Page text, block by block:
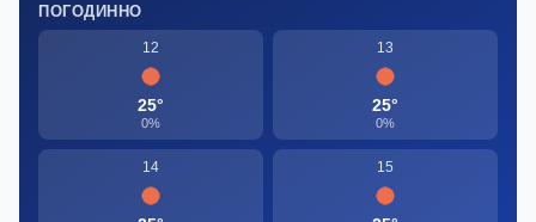
ПОГОДИННО
12
25°
0%
13
25°
0%
14 15